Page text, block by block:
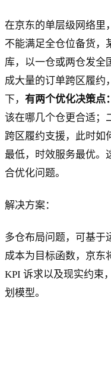
在京东的单层级网络里
不能满足全仓位备货，
库，以一仓或两仓发全
成大量的订单跨区履约
下， 有两个优化决策点：
该在哪几个仓更合适；
跨区履约支援，此时如
最低，时效服务最优。
合优化问题。
解决方案：
多仓布局问题，可基于
成本为目标函数，京东
KPI 诉求以及现实约束
划模型。